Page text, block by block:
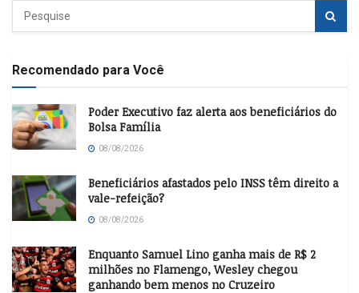
Recomendado para Você
Poder Executivo faz alerta aos beneficiários do
Bolsa Família
08/08/2026
Beneficiários afastados pelo INSS têm direito a
vale-refeição?
08/08/2026
Enquanto Samuel Lino ganha mais de R$ 2
milhões no Flamengo, Wesley chegou
ganhando bem menos no Cruzeiro